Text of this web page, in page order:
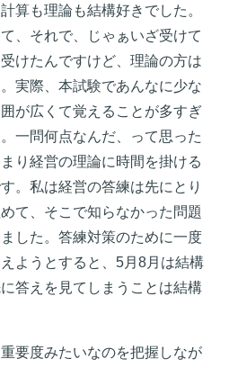
算も理論も結構好きでした。
、それで、じゃぁいざ受けて
けたんですけど、理論の方は
実際、本試験であんなに少な
が広くて覚えることが多すぎ
一問何点なんだ、って思った
り経営の理論に時間を掛ける
。私は経営の答練は先にとり
て、そこで知らなかった問題
した。答練対策のために一度
ようとすると、5月8月は結構
答えを見てしまうことは結構
要度みたいなのを把握しなが